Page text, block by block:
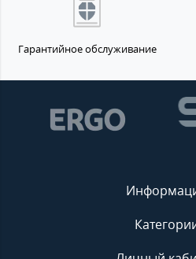
Гарантийное обслуживание